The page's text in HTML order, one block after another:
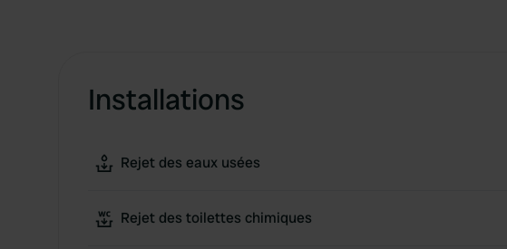
Installations
Rejet des eaux usées
Rejet des toilettes chimiques